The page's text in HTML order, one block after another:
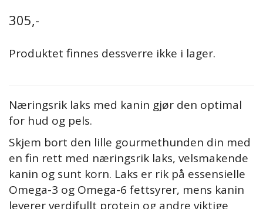
305,-
Produktet finnes dessverre ikke i lager.
Næringsrik laks med kanin gjør den optimal
for hud og pels.
Skjem bort den lille gourmethunden din med
en fin rett med næringsrik laks, velsmakende
kanin og sunt korn. Laks er rik på essensielle
Omega-3 og Omega-6 fettsyrer, mens kanin
leverer verdifullt protein og andre viktige